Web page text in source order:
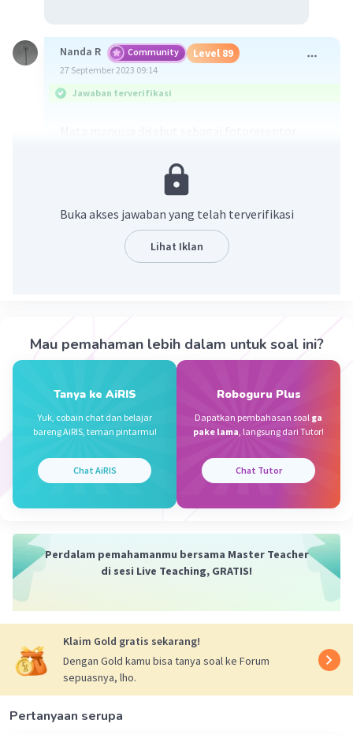
Nanda R Community Level 89
27 September 2023 09:14
Jawaban terverifikasi
fotoreseptor yang disebut sebagai sel batang
Beri Rating Balas
Iklan
Karena itu mata disebut sebagai fotoreseptor.
Jadi, mata disebut dengan fotoreseptor
mengandung reseptor yang peka terhadap
cahaya yang digunakan untuk proses melihat
Fotoreseptor batang dan kerucut terletak
tempat berlangsungnya reaksi kimia yang
mengawali proses penglihatan.
Buka akses jawaban yang telah terverifikasi
Lihat Iklan
Mau pemahaman lebih dalam untuk soal ini?
Tanya ke AiRIS
Yuk, cobain chat dan belajar
bareng AiRIS, teman pintarmu!
Chat AiRIS
Roboguru Plus
Dapatkan pembahasan soal ga
pake lama, langsung dari Tutor!
Chat Tutor
Perdalam pemahamanmu bersama Master Teacher
di sesi Live Teaching, GRATIS!
Klaim Gold gratis sekarang!
Dengan Gold kamu bisa tanya soal ke Forum
sepuasnya, lho.
Pertanyaan serupa